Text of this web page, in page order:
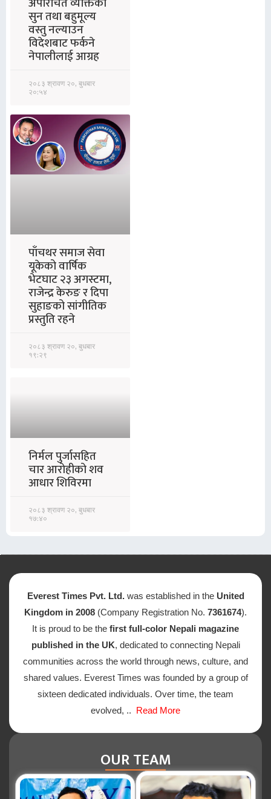
सुन तथा बहुमूल्य
वस्तु नल्याउन
विदेशबाट फर्कने
नेपालीलाई आग्रह
२०८३ श्रावण २०, बुधबार
२०:५४
पाँचथर समाज सेवा
यूकेको वार्षिक
भेटघाट २३ अगस्टमा,
राजेन्द्र केरुङ र दिपा
सुहाङको सांगीतिक
प्रस्तुति रहने
२०८३ श्रावण २०, बुधबार
१९:२९
निर्मल पुर्जासहित
चार आरोहीको शव
आधार शिविरमा
२०८३ श्रावण २०, बुधबार
१७:४०
Everest Times Pvt. Ltd. was established in the United
Kingdom in 2008 (Company Registration No. 7361674).
It is proud to be the first full-color Nepali magazine
published in the UK, dedicated to connecting Nepali
communities across the world through news, culture, and
shared values. Everest Times was founded by a group of
sixteen dedicated individuals. Over time, the team
evolved, .. Read More
OUR TEAM